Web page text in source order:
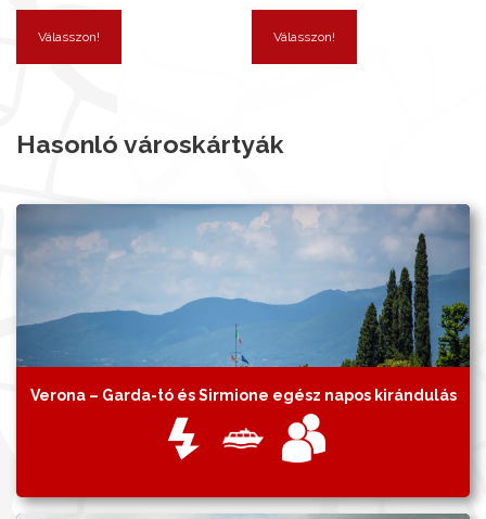
Válasszon! Válasszon!
Hasonló városkártyák
Verona – Garda-tó és Sirmione egész napos kirándulás